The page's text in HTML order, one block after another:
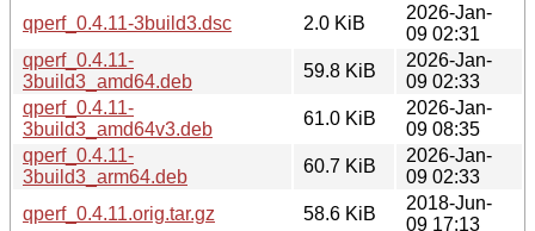
qperf_0.4.11-3build3.dsc
2.0 KiB
2026-Jan-
09 02:31
qperf_0.4.11-
3build3_amd64.deb
59.8 KiB
2026-Jan-
09 02:33
qperf_0.4.11-
3build3_amd64v3.deb
61.0 KiB
2026-Jan-
09 08:35
qperf_0.4.11-
3build3_arm64.deb
60.7 KiB
2026-Jan-
09 02:33
qperf_0.4.11.orig.tar.gz
58.6 KiB
2018-Jun-
09 17:13